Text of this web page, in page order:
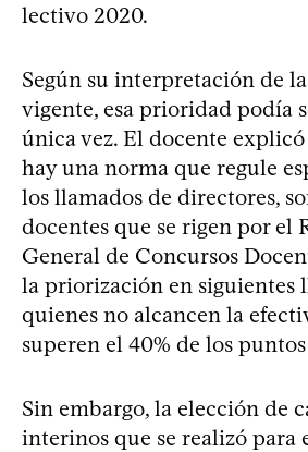
lectivo 2020.
Según su interpretación de
vigente, esa prioridad podía
única vez. El docente
hay una norma que regule
los llamados de directores,
docentes que se rigen por el
General de Concursos
la priorización en siguientes
quienes no alcancen la
superen el 40% de los
Sin embargo, la elección de
interinos que se realizó para